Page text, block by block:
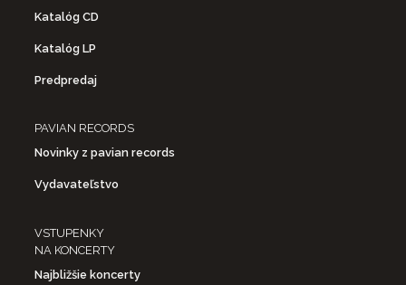
Katalóg CD
Katalóg LP
Predpredaj
PAVIAN RECORDS
Novinky z pavian records
Vydavateľstvo
VSTUPENKY
NA KONCERTY
Najbližšie koncerty